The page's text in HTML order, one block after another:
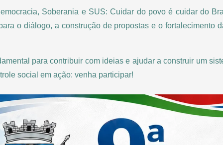
Soberania e SUS: Cuidar do povo é cuidar do
o diálogo, a construção de propostas e o fortalecimento
para contribuir com ideias e ajudar a construir um
social em ação: venha participar!